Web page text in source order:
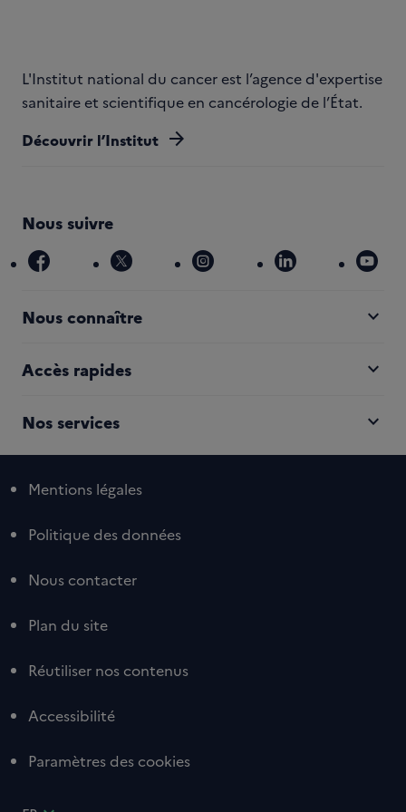
L'Institut national du cancer est l’agence d'expertise
sanitaire et scientifique en cancérologie de l’État.
Découvrir l’Institut arrow_forward
Nous suivre
facebook x instagram linkedin
Nous connaître expand_more
Accès rapides expand_more
Nos services expand_more
Mentions légales
Politique des données
Nous contacter
Plan du site
Réutiliser nos contenus
Accessibilité
Paramètres des cookies